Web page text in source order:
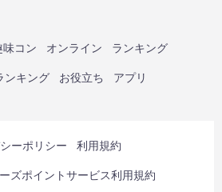
味コン オンライン ランキング
ンキング お役立ち アプリ
ーポリシー 利用規約
ズポイントサービス利用規約